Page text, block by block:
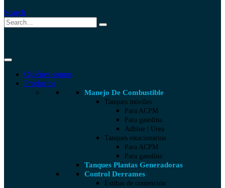
Search
Quiénes somos
Productos
Manejo De Combustible
Tanques móviles
Para ACPM
Para gasolina
Adblue | Urea
Tanques estacionarios
Para ACPM
Para gasolina
Tanques Plantas Generadoras
Control Derrames
Estibas de contención